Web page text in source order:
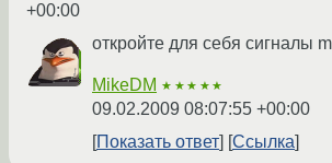
+00:00
откройте для себя сигналы
MikeDM ★★★★★
09.02.2009 08:07:55 +00:00
Показать ответ
Ссылка